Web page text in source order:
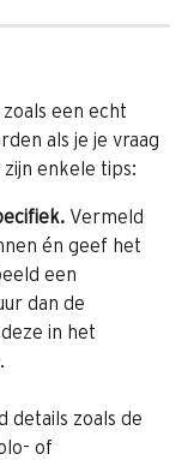
een echt
als je je vraag
enkele tips:
Vermeld
én geef het
een
dan de
in het
details zoals de
of